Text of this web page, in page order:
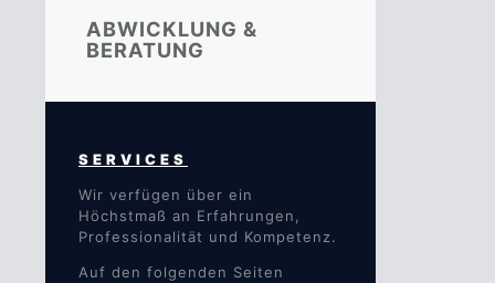
ABWICKLUNG &
BERATUNG
SERVICES
Wir verfügen über ein
Höchstmaß an Erfahrungen,
Professionalität und Kompetenz.
Auf den folgenden Seiten